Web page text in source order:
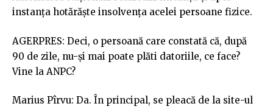
instanţa hotărăşte insolvenţa acelei persoane fizice.
AGERPRES: Deci, o persoană care constată că, după
90 de zile, nu-şi mai poate plăti datoriile, ce face?
Vine la ANPC?
Marius Pîrvu: Da. În principal, se pleacă de la site-ul